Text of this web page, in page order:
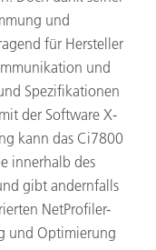
und
für Hersteller
und
Spezifikationen
der Software X-
kann das Ci7800
innerhalb des
gibt andernfalls
NetProfiler-
und Optimierung